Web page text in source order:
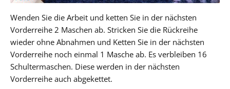
Wenden Sie die Arbeit und ketten Sie in der nächsten
Vorderreihe 2 Maschen ab. Stricken Sie die Rückreihe
wieder ohne Abnahmen und Ketten Sie in der nächsten
Vorderreihe noch einmal 1 Masche ab. Es verbleiben 16
Schultermaschen. Diese werden in der nächsten
Vorderreihe auch abgekettet.